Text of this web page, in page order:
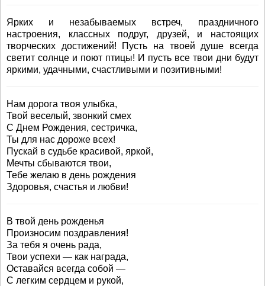
Ярких и незабываемых встреч, праздничного
настроения, классных подруг, друзей, и настоящих
творческих достижений! Пусть на твоей душе всегда
светит солнце и поют птицы! И пусть все твои дни будут
яркими, удачными, счастливыми и позитивными!
Нам дорога твоя улыбка,
Твой веселый, звонкий смех
С Днем Рождения, сестричка,
Ты для нас дороже всех!
Пускай в судьбе красивой, яркой,
Мечты сбываются твои,
Тебе желаю в день рождения
Здоровья, счастья и любви!
В твой день рожденья
Произносим поздравления!
За тебя я очень рада,
Твои успехи — как награда,
Оставайся всегда собой —
С легким сердцем и рукой,